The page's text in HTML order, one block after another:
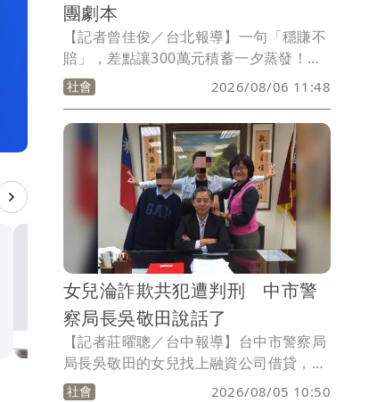
慈濟遭詐10.6億元 蔣萬
「相信慈濟還是民進黨」被酸
政治
團劇本
【記者曾佳俊／台北報導】一句「穩賺不
賠」，差點讓300萬元積蓄一夕蒸發！台
北市北投區一名56歲婦人誤信網路認識的
友人介紹虛擬貨幣投資，深信高獲利誘
惑，日前帶著300萬元到銀行準備匯款。
所幸行員察覺異狀立即通報警方，員警到
場檢視對話紀錄後，當場識破這是典型的
「假投資」詐騙手法，成功攔阻鉅額匯
款，讓婦人當場夢醒，保住畢生積蓄。
社會 2026/08/06 11:48
女兒淪詐欺共犯遭判刑 中市警
察局長吳敬田說話了
【記者莊曜聰／台中報導】台中市警察局
局長吳敬田的女兒找上融資公司借貸，被
要求提供帳戶、提款卡等，轉頭卻成了詐
社會 2026/08/05 10:50